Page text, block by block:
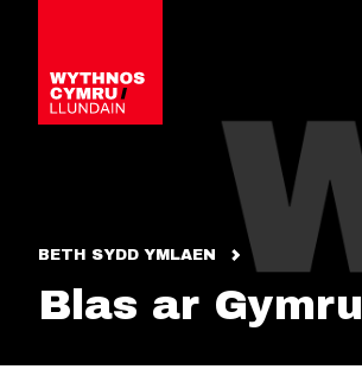
BETH SYDD YMLAEN
Blas ar Gymru